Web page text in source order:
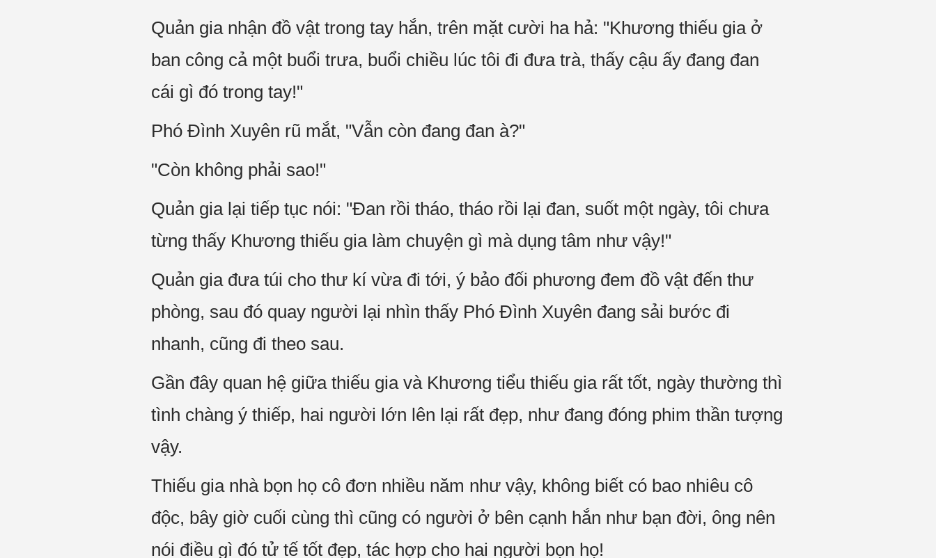
Quản gia nhận đồ vật trong tay hắn, trên mặt cười ha hả: "Khương thiếu gia ở
ban công cả một buổi trưa, buổi chiều lúc tôi đi đưa trà, thấy cậu ấy đang đan
cái gì đó trong tay!"
Phó Đình Xuyên rũ mắt, "Vẫn còn đang đan à?"
"Còn không phải sao!"
Quản gia lại tiếp tục nói: "Đan rồi tháo, tháo rồi lại đan, suốt một ngày, tôi chưa
từng thấy Khương thiếu gia làm chuyện gì mà dụng tâm như vậy!"
Quản gia đưa túi cho thư kí vừa đi tới, ý bảo đối phương đem đồ vật đến thư
phòng, sau đó quay người lại nhìn thấy Phó Đình Xuyên đang sải bước đi
nhanh, cũng đi theo sau.
Gần đây quan hệ giữa thiếu gia và Khương tiểu thiếu gia rất tốt, ngày thường thì
tình chàng ý thiếp, hai người lớn lên lại rất đẹp, như đang đóng phim thần tượng
vậy.
Thiếu gia nhà bọn họ cô đơn nhiều năm như vậy, không biết có bao nhiêu cô
độc, bây giờ cuối cùng thì cũng có người ở bên cạnh hắn như bạn đời, ông nên
nói điều gì đó tử tế tốt đẹp, tác hợp cho hai người bọn họ!